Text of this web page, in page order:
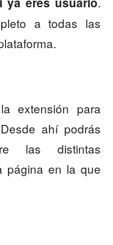
a todas las
extensión para
ahí podrás
las distintas
página en la que